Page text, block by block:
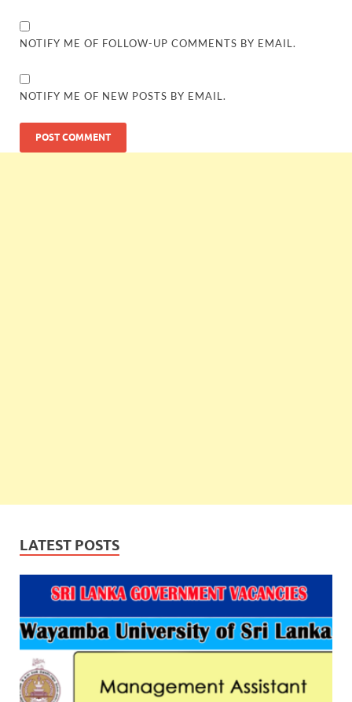
NOTIFY ME OF FOLLOW-UP COMMENTS BY EMAIL.
NOTIFY ME OF NEW POSTS BY EMAIL.
LATEST POSTS